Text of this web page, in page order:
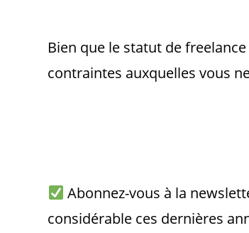
Bien que le statut de
contraintes auxquelles vous
Abonnez-vous à la
considérable ces dernières